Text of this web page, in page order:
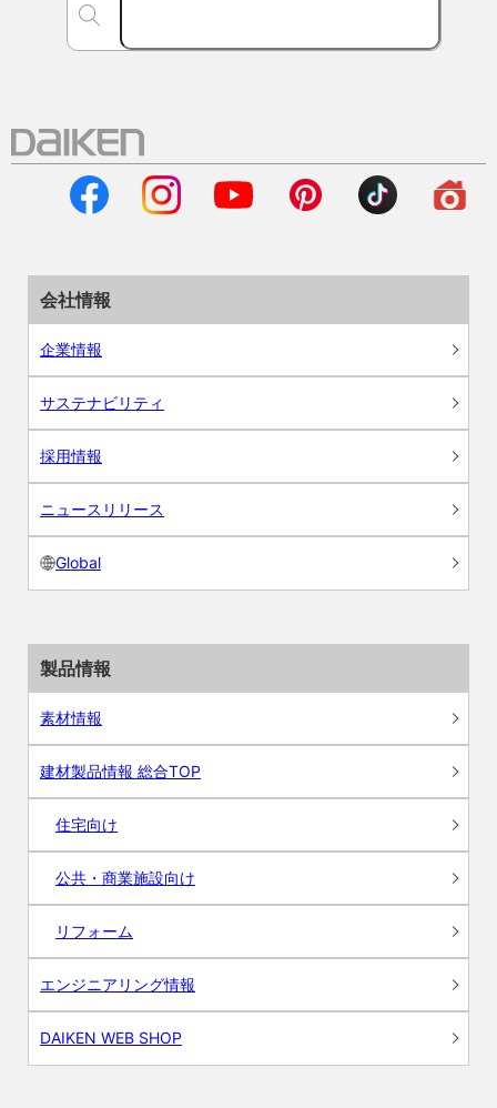
会社情報
企業情報
サステナビリティ
採用情報
ニュースリリース
Global
製品情報
素材情報
建材製品情報 総合TOP
住宅向け
公共・商業施設向け
リフォーム
エンジニアリング情報
DAIKEN WEB SHOP